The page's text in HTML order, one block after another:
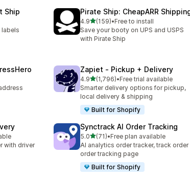
Ship Pirate Ship: CheapARR
4.95つ星中
(159)
合計レビュー数：159件
•Free to install
Save your booty on UPS and USPS
with Pirate Ship
Zapiet ‑ Pickup + Delivery
4.95つ星中
(1,796)
合計レビュー数：1796件
•Free trial available
Smarter delivery options for pickup,
local delivery & shipping
Built for Shopify
with driver
Synctrack AI Order Tracking
5.05つ星中
(71)
合計レビュー数：71件
•Free plan available
AI analytics order tracker, track order
order tracking page
Built for Shopify